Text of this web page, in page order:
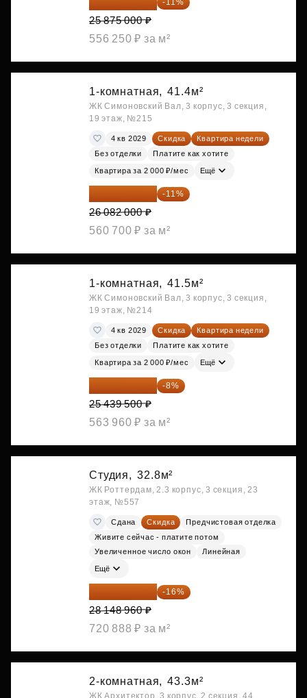
25 875 000 ₽
556 250 ₽ за м²
1-комнатная, 41.4м²
ЖК Симоновский Вал, 3 корпус, 3 секция,
19 этаж, №215
4 кв 2029 Скидка
Квартира недели
Без отделки
Платите как хотите
Квартира за 2 000 ₽/мес Ещё
23 212 980 ₽ -11%
26 082 000 ₽
560 700 ₽ за м²
1-комнатная, 41.5м²
ЖК Симоновский Вал, 3 корпус, 3 секция,
19 этаж, №214
4 кв 2029 Скидка
Квартира недели
Без отделки
Платите как хотите
Квартира за 2 000 ₽/мес Ещё
23 404 340 ₽ -8%
25 439 500 ₽
563 960 ₽ за м²
Студия, 32.8м²
ЖК Роттердам, 2.3 корпус, 3 секция, 23
этаж, №557
Сдана Скидка
Предчистовая отделка
Живите сейчас - платите потом
Увеличенное число окон
Линейная
Ещё
23 645 126 ₽ -16%
28 148 960 ₽
720 888 ₽ за м²
2-комнатная, 43.3м²
ЖК Архитектор, 3 корпус, 2 секция, 44